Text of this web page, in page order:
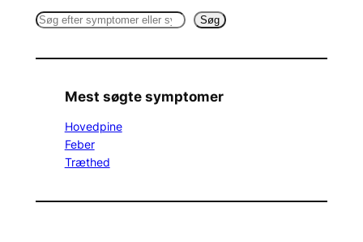
S
a
Søg
Mest søgte symptomer
Hovedpine
Feber
Træthed